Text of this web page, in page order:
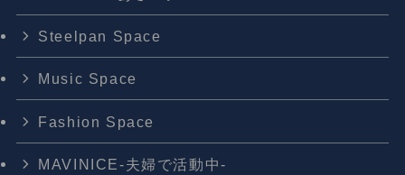
Steelpan Space
Music Space
Fashion Space
MAVINICE-夫婦で活動中-